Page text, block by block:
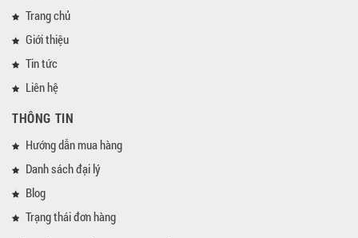
Trang chủ
Giới thiệu
Tin tức
Liên hệ
THÔNG TIN
Hướng dẫn mua hàng
Danh sách đại lý
Blog
Trạng thái đơn hàng